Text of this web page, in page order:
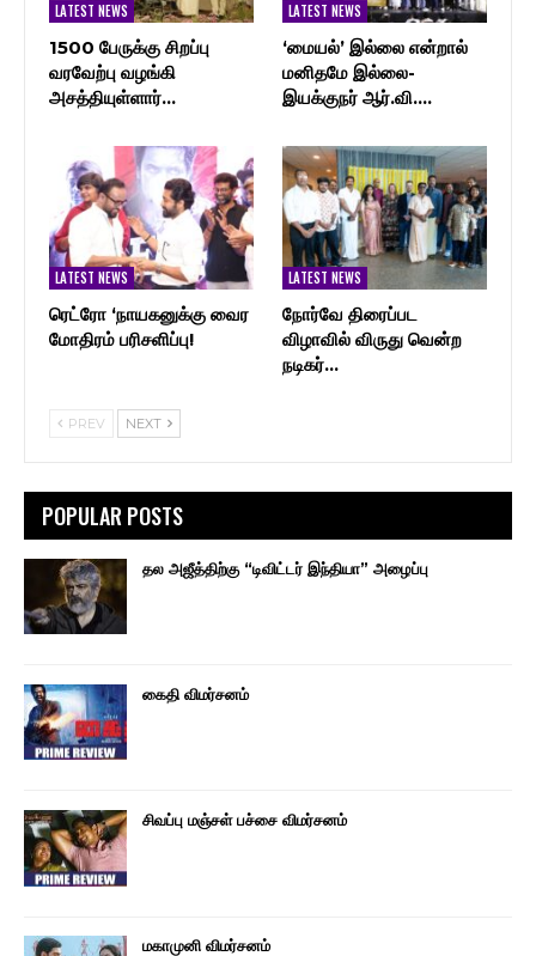
LATEST NEWS
1500 பேருக்கு சிறப்பு
வரவேற்பு வழங்கி
அசத்தியுள்ளார்…
LATEST NEWS
‘மையல்’ இல்லை என்றால்
மனிதமே இல்லை-
இயக்குநர் ஆர்.வி.…
LATEST NEWS
ரெட்ரோ ‘நாயகனுக்கு வைர
மோதிரம் பரிசளிப்பு!
LATEST NEWS
நோர்வே திரைப்பட
விழாவில் விருது வென்ற
நடிகர்…
PREV NEXT
POPULAR POSTS
தல அஜீத்திற்கு “டிவிட்டர் இந்தியா” அழைப்பு
கைதி விமர்சனம்
சிவப்பு மஞ்சள் பச்சை விமர்சனம்
மகாமுனி விமர்சனம்